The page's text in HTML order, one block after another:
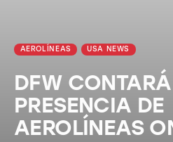
AEROLÍNEAS USA NEWS
DFW
PRESENCIA DE
AEROLÍNEAS